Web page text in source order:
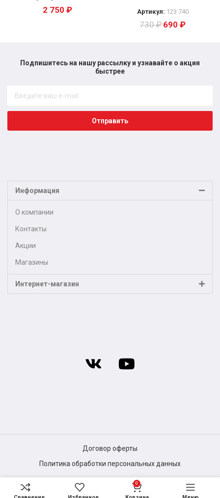
2 750 ₽ Артикул: 123 740
730₽ 690 ₽
Подпишитесь на нашу рассылку и узнавайте о акция
быстрее​
Отправить
Информация
О компании
Контакты
Акции
Магазины
Интернет-магазин
Договор оферты
Политика обработки персональных данных
0